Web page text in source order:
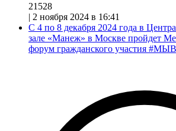
21528
| 2 ноября 2024 в 16:41
С 4 по 8 декабря 2024 года в
зале «Манеж» в Москве пройдет
форум гражданского участия